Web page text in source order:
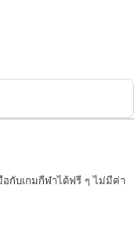
กับเกมกีฬาได้ฟรี ๆ ไม่มีค่า